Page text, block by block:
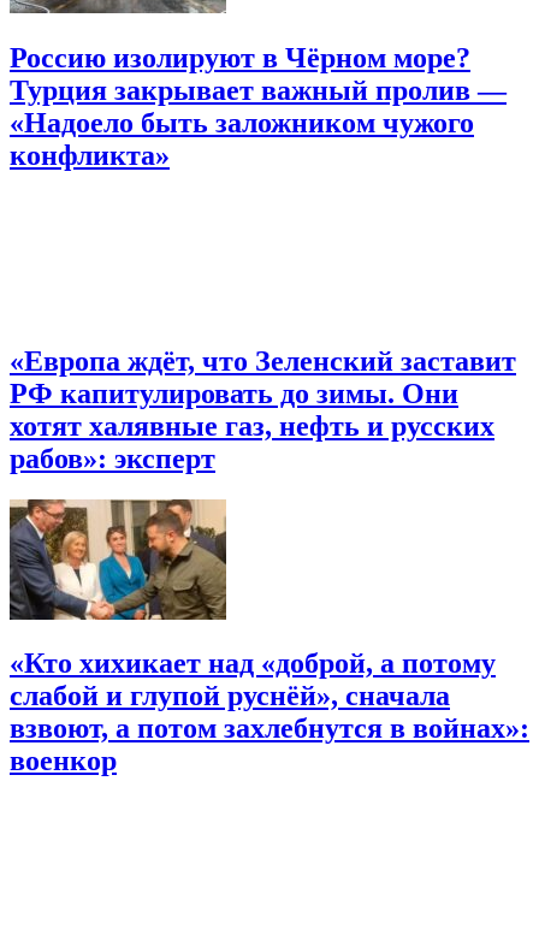
Россию изолируют в Чёрном море?
Турция закрывает важный пролив —
«Надоело быть заложником чужого
конфликта»
«Европа ждёт, что Зеленский заставит
РФ капитулировать до зимы. Они
хотят халявные газ, нефть и русских
рабов»: эксперт
«Кто хихикает над «доброй, а потому
слабой и глупой руснёй», сначала
взвоют, а потом захлебнутся в войнах»:
военкор